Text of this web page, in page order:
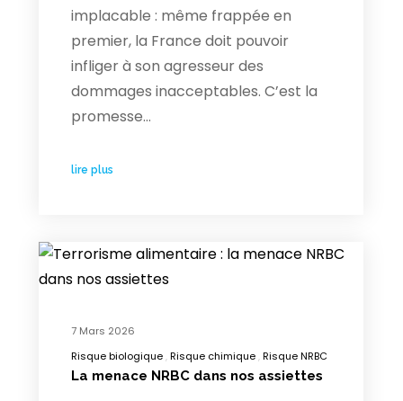
implacable : même frappée en
premier, la France doit pouvoir
infliger à son agresseur des
dommages inacceptables. C’est la
promesse…
lire plus
7 Mars 2026
Risque biologique Risque chimique Risque NRBC
La menace NRBC dans nos assiettes